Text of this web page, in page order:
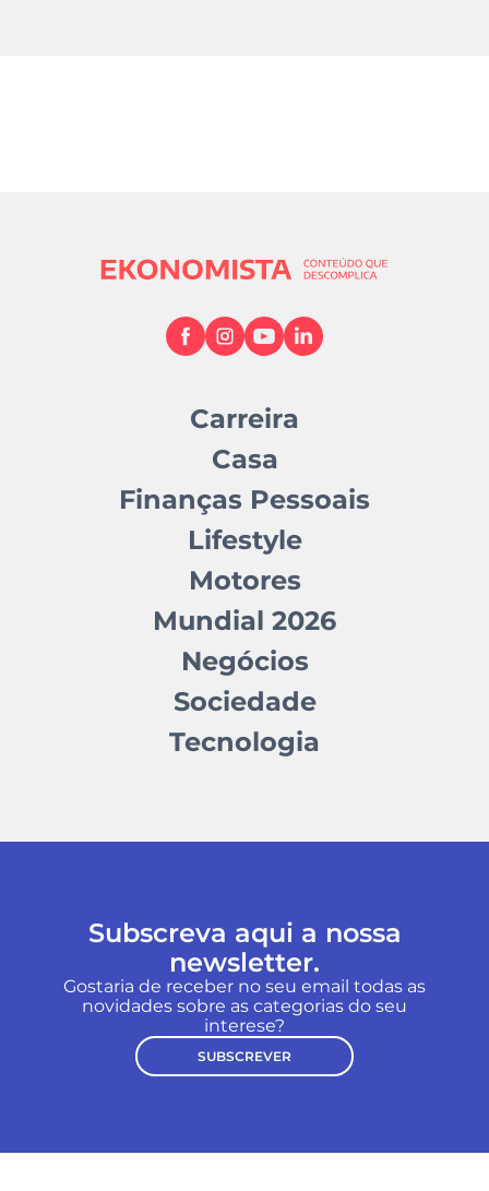
Carreira
Casa
Finanças Pessoais
Lifestyle
Motores
Mundial 2026
Negócios
Sociedade
Tecnologia
Subscreva aqui a nossa
newsletter.
Gostaria de receber no seu email todas as
novidades sobre as categorias do seu
interese?
SUBSCREVER